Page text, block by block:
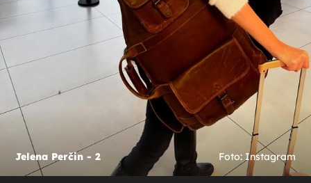
Jelena Perčin - 2 Foto: Instagram